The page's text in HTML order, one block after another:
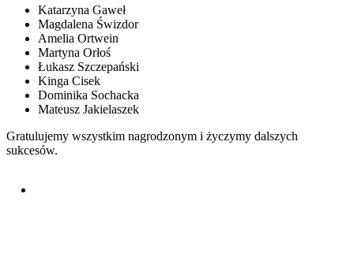
Katarzyna Gaweł
Magdalena Świzdor
Amelia Ortwein
Martyna Orłoś
Łukasz Szczepański
Kinga Cisek
Dominika Sochacka
Mateusz Jakielaszek
Gratulujemy wszystkim nagrodzonym i życzymy dalszych
sukcesów.